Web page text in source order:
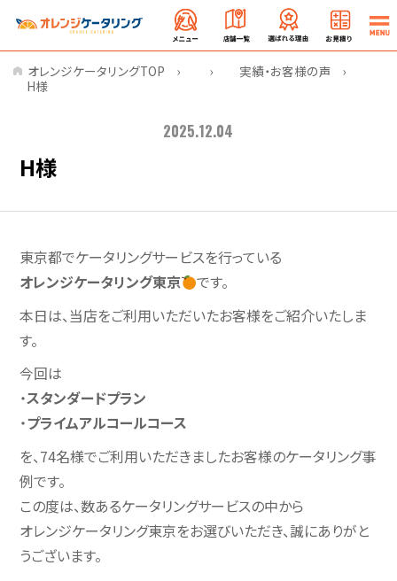
オレンジケータリングTOP
実績・お客様の声
H様
2025.12.04
H様
東京都でケータリングサービスを行っている
オレンジケータリング東京
です。
本日は、当店をご利用いただいたお客様をご紹介いたしま
す。
今回は
・スタンダードプラン
・プライムアルコールコース
を、74名様でご利用いただきましたお客様のケータリング事
例です。
この度は、数あるケータリングサービスの中から
オレンジケータリング東京をお選びいただき、誠にありがと
うございます。